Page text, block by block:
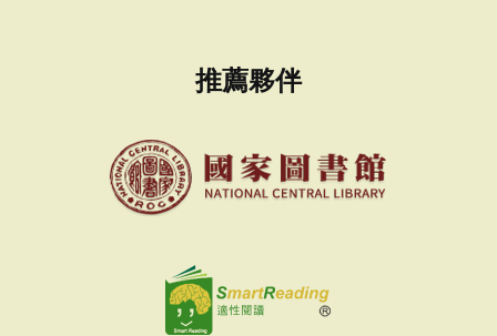
推薦夥伴